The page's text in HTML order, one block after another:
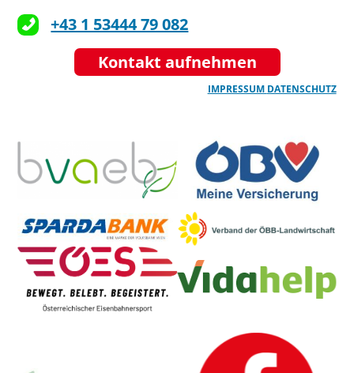
+43 1 53444 79 082
Kontakt aufnehmen
IMPRESSUM DATENSCHUTZ